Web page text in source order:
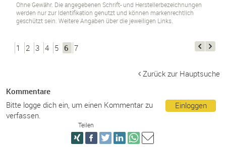
Ohne Gewähr. Die angegebenen Schrift- und Herstellerbezeichnungen
werden nur zur Identifikation genutzt und können markenrechtlich
geschützt sein. Weitere Angaben über die jeweiligen Links.
1 2 3 4 5 6 7
Zurück zur Hauptsuche
Kommentare
Einloggen
Bitte logge dich ein, um einen Kommentar zu
verfassen.
Teilen